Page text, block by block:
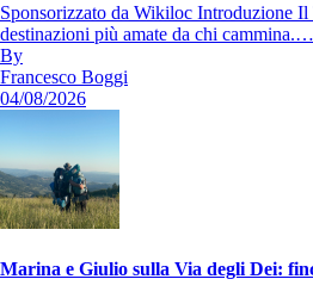
Sponsorizzato da Wikiloc Introduzione Il
destinazioni più amate da chi cammina.…
By
Francesco Boggi
04/08/2026
Marina e Giulio sulla Via degli Dei: